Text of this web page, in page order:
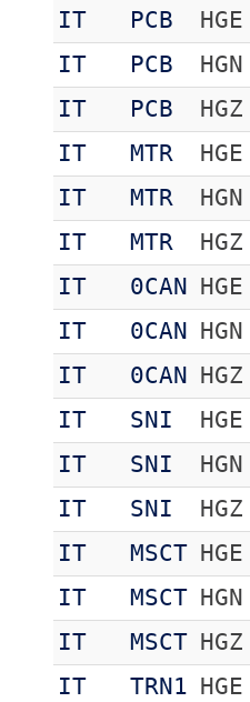
IT
PCB HGE
IT
PCB HGN
IT
PCB HGZ
IT
MTR HGE
IT
MTR HGN
IT
MTR HGZ
IT
0CAN HGE
IT
0CAN HGN
IT
0CAN HGZ
IT
SNI HGE
IT
SNI HGN
IT
SNI HGZ
IT
MSCT HGE
IT
MSCT HGN
IT
MSCT HGZ
IT
TRN1 HGE